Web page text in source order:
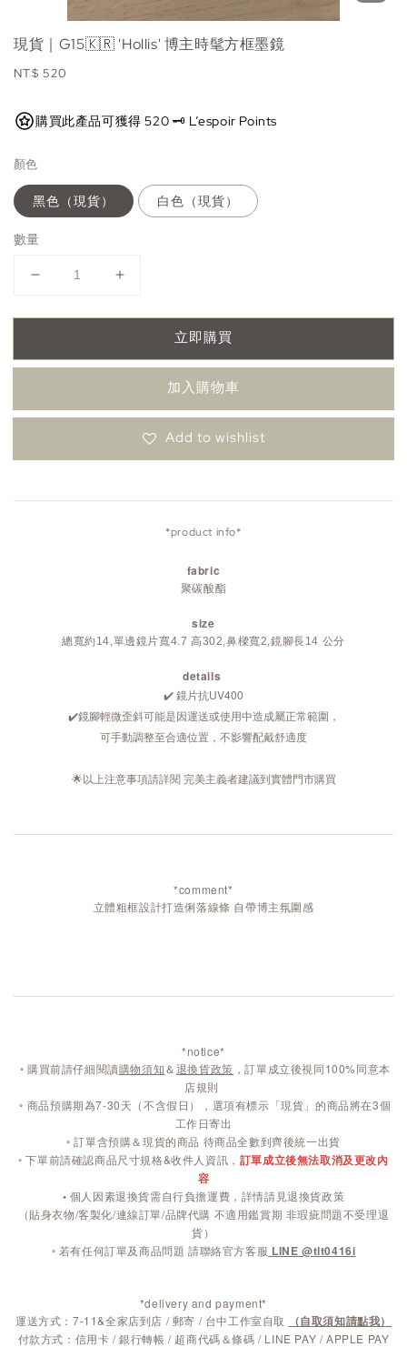
現貨｜G15🇰🇷 'Hollis' 博主時髦方框墨鏡
Regular
NT$ 520
購買此產品可獲得 520 🗝️ L’espoir Points
顏色
黑色（現貨） 白色（現貨）
數量
立即購買
加入購物車
Add to wishlist
*product info*
fabric
聚碳酸酯
size
總寬約14,單邊鏡片寬4.7 高302,鼻樑寬2,鏡腳長14 公分
details
✔️ 鏡片抗UV400
✔️鏡腳輕微歪斜可能是因運送或使用中造成屬正常範圍，
可手動調整至合適位置，不影響配戴舒適度
🌟以上注意事項請詳閱 完美主義者建議到實體門市購買
*comment*
立體粗框設計打造俐落線條 自帶博主氛圍感
*notice*
◦ 購買前請仔細閱讀購物須知＆退換貨政策 ，訂單成立後視同100%同意本
店規則
◦ 商品預購期為7-30天（不含假日），選項有標示「現貨」的商品將在3個
工作日寄出
◦ 訂單含預購＆現貨的商品 待商品全數到齊後統一出貨
◦ 下單前請確認商品尺寸規格&收件人資訊， 訂單成立後無法取消及更改內
容
◦ 個人因素退換貨需自行負擔運費，詳情請見退換貨政策
（貼身衣物/客製化/連線訂單/品牌代購 不適用鑑賞期 非瑕疵問題不受理退
貨）
◦ 若有任何訂單及商品問題 請聯絡官方客服 LINE @tlt0416i
*delivery and payment*
運送方式：7-11&全家店到店 / 郵寄 / 台中工作室自取
（自取須知請點我）
付款方式：信用卡 / 銀行轉帳 / 超商代碼＆條碼 / LINE PAY / APPLE PAY